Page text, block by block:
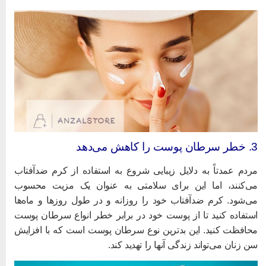
عمدتاً به دلایل زیبایی شروع به استفاده از کرم ضدآفتاب
اما این برای سلامتی به عنوان یک مزیت محسوب
کرم ضدآفتاب خود را روزانه و در طول روزها و ماه‌ها
کنید تا از پوست خود در برابر خطر انواع سرطان پوست
کنید. این بدترین نوع سرطان پوست است که با افزایش
زنان می‌تواند زندگی آنها را تهدید کند.